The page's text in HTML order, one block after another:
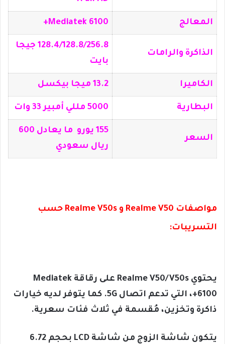
المعالج Mediatek 6100+
الذاكرة والرامات
128.4/128.8/256.8 جيجا
بايت
الكاميرا 13.2 ميجا بيكسل
البطارية 5000 مللي أمبير 33 وات
السعر
155 يورو ما يعادل 600
ريال سعودي
مواصفات Realme V50 و Realme V50s حسب
التسريبات:
يحتوي Realme V50/V50s على رقاقة Mediatek
6100+، التي تدعم اتصال 5G. كما يتوفر لديه خيارات
ذاكرة وتخزين، مُقسمة في ثلاث فئات سعرية.
يتكون شاشة الزوج من شاشة LCD بحجم 6.72